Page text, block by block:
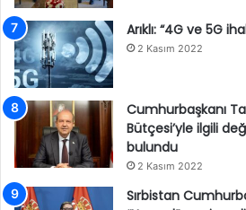
Arıklı: “4G ve 5G
2 Kasım 2022
Cumhurbaşkanı
Bütçesi’yle ilgili
bulundu
2 Kasım 2022
Sırbistan